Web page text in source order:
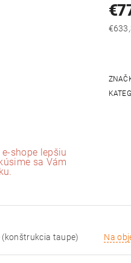
shope lepšiu
sa Vám
(konštrukcia taupe) Na